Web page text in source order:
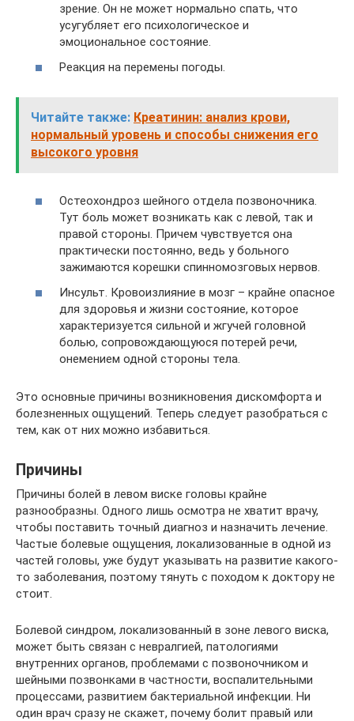
зрение. Он не может нормально спать, что
усугубляет его психологическое и
эмоциональное состояние.
Реакция на перемены погоды.
Читайте также: Креатинин: анализ крови,
нормальный уровень и способы снижения его
высокого уровня
Остеохондроз шейного отдела позвоночника.
Тут боль может возникать как с левой, так и
правой стороны. Причем чувствуется она
практически постоянно, ведь у больного
зажимаются корешки спинномозговых нервов.
Инсульт. Кровоизлияние в мозг – крайне опасное
для здоровья и жизни состояние, которое
характеризуется сильной и жгучей головной
болью, сопровождающуюся потерей речи,
онемением одной стороны тела.
Это основные причины возникновения дискомфорта и
болезненных ощущений. Теперь следует разобраться с
тем, как от них можно избавиться.
Причины
Причины болей в левом виске головы крайне
разнообразны. Одного лишь осмотра не хватит врачу,
чтобы поставить точный диагноз и назначить лечение.
Частые болевые ощущения, локализованные в одной из
частей головы, уже будут указывать на развитие какого-
то заболевания, поэтому тянуть с походом к доктору не
стоит.
Болевой синдром, локализованный в зоне левого виска,
может быть связан с невралгией, патологиями
внутренних органов, проблемами с позвоночником и
шейными позвонками в частности, воспалительными
процессами, развитием бактериальной инфекции. Ни
один врач сразу не скажет, почему болит правый или